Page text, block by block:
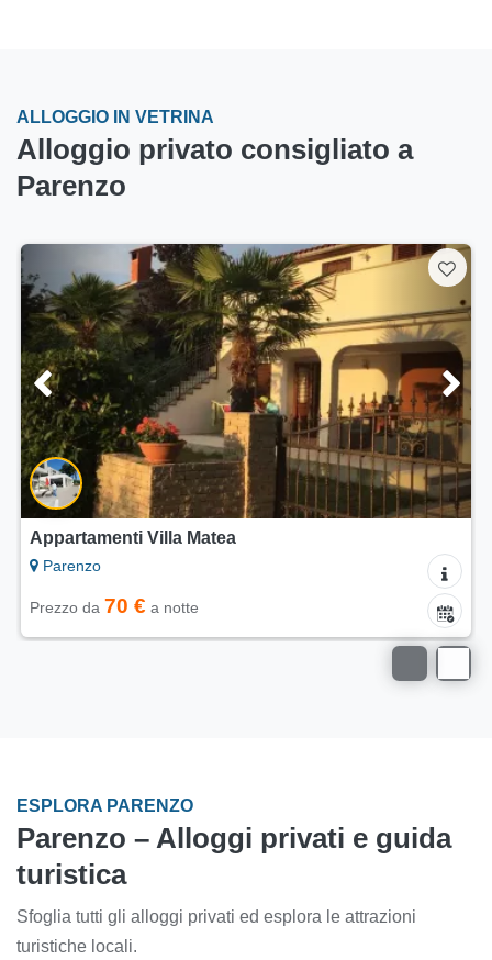
ALLOGGIO IN VETRINA
Alloggio privato consigliato a
Parenzo
Appartamenti Villa Matea
Parenzo
Prezzo da 70 € a notte
ESPLORA PARENZO
Parenzo – Alloggi privati e guida
turistica
Sfoglia tutti gli alloggi privati ed esplora le attrazioni
turistiche locali.